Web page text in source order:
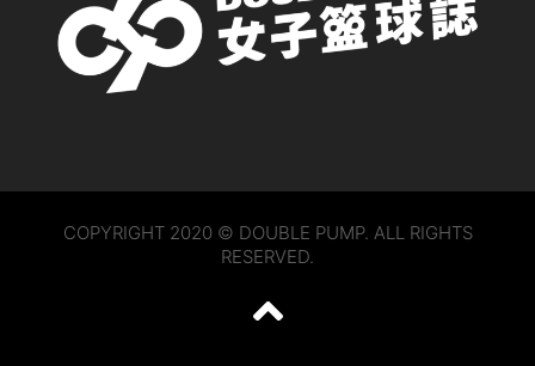
COPYRIGHT 2020 © DOUBLE PUMP. ALL RIGHTS
RESERVED.